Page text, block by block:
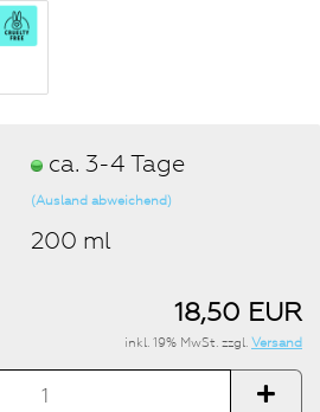
ca. 3-4 Tage
(Ausland abweichend)
200 ml
18,50 EUR
inkl. 19% MwSt. zzgl. Versand